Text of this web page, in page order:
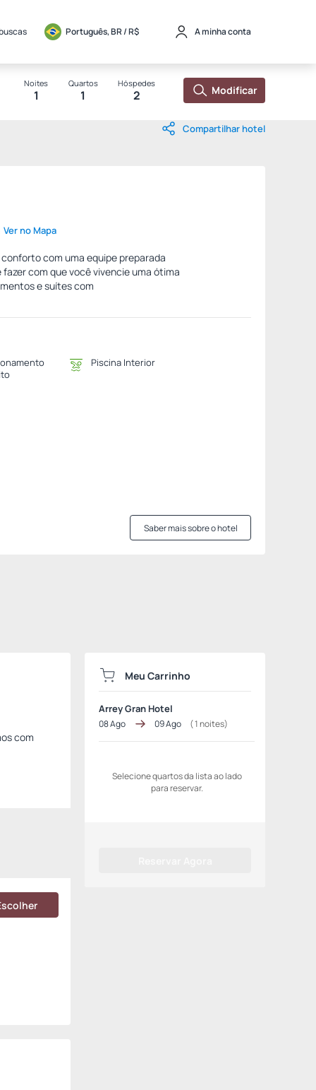
Português, BR / R$ A minha conta
Noites
1
Quartos
1
Hóspedes
2 Modificar
Compartilhar hotel
Ver no Mapa
com uma equipe preparada
com que você vivencie uma ótima
e suítes com
Piscina Interior
Saber mais sobre o hotel
com
Meu Carrinho
Arrey Gran Hotel
08 Ago 09 Ago (1noites)
Selecione quartos da lista ao lado
para reservar.